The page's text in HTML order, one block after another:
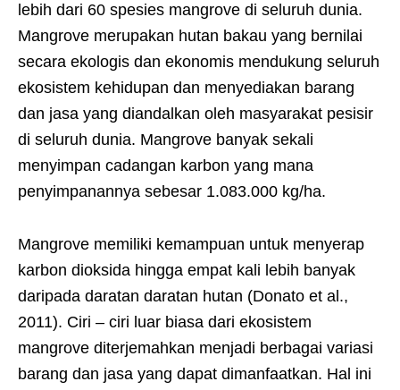
lebih dari 60 spesies mangrove di seluruh dunia.
Mangrove merupakan hutan bakau yang bernilai
secara ekologis dan ekonomis mendukung seluruh
ekosistem kehidupan dan menyediakan barang
dan jasa yang diandalkan oleh masyarakat pesisir
di seluruh dunia. Mangrove banyak sekali
menyimpan cadangan karbon yang mana
penyimpanannya sebesar 1.083.000 kg/ha.
Mangrove memiliki kemampuan untuk menyerap
karbon dioksida hingga empat kali lebih banyak
daripada daratan daratan hutan (Donato et al.,
2011). Ciri – ciri luar biasa dari ekosistem
mangrove diterjemahkan menjadi berbagai variasi
barang dan jasa yang dapat dimanfaatkan. Hal ini